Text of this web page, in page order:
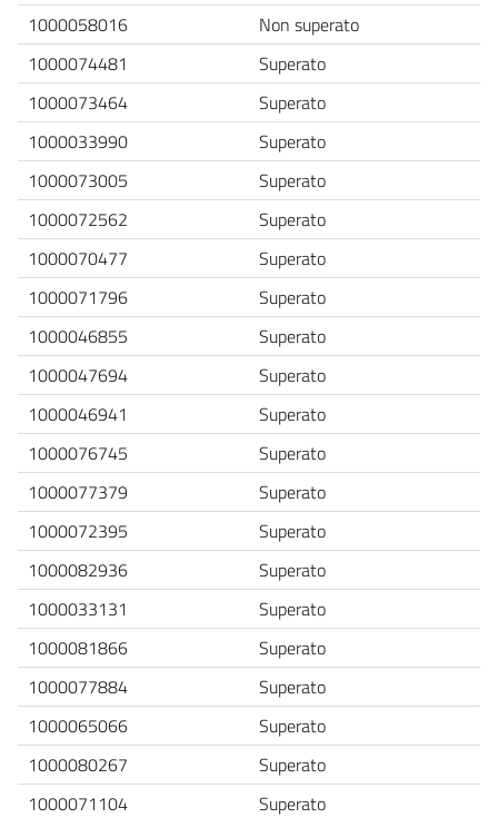
1000058016
Non superato
1000074481
Superato
1000073464
Superato
1000033990
Superato
1000073005
Superato
1000072562
Superato
1000070477
Superato
1000071796
Superato
1000046855
Superato
1000047694
Superato
1000046941
Superato
1000076745
Superato
1000077379
Superato
1000072395
Superato
1000082936
Superato
1000033131
Superato
1000081866
Superato
1000077884
Superato
1000065066
Superato
1000080267
Superato
1000071104
Superato